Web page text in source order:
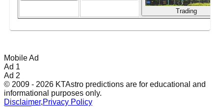
Trading
Mobile Ad
Ad 1
Ad 2
© 2009 - 2026 KTAstro predictions are for educational and
informational purposes only.
Disclaimer,Privacy Policy